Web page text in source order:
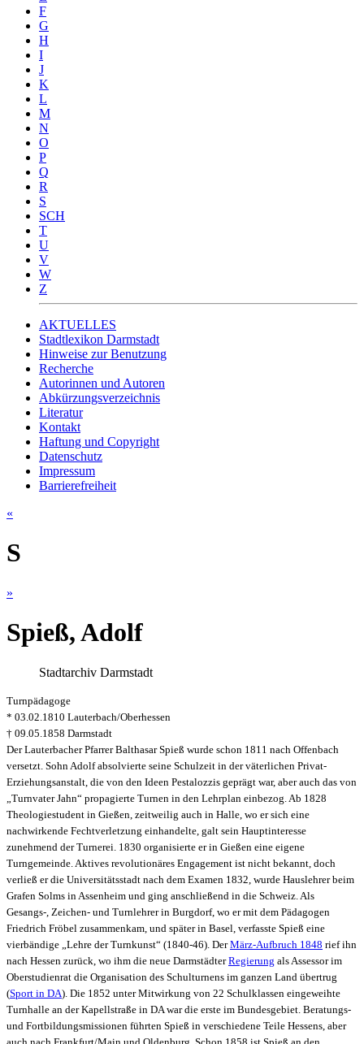
F
G
H
I
J
K
L
M
N
O
P
Q
R
S
SCH
T
U
V
W
Z
AKTUELLES
Stadtlexikon Darmstadt
Hinweise zur Benutzung
Recherche
Autorinnen und Autoren
Abkürzungsverzeichnis
Literatur
Kontakt
Haftung und Copyright
Datenschutz
Impressum
Barrierefreiheit
«
S
»
Spieß, Adolf
Stadtarchiv Darmstadt
Turnpädagoge
* 03.02.1810 Lauterbach/Oberhessen
† 09.05.1858 Darmstadt
Der Lauterbacher Pfarrer Balthasar Spieß wurde schon 1811 nach Offenbach
versetzt. Sohn Adolf absolvierte seine Schulzeit in der väterlichen Privat-
Erziehungsanstalt, die von den Ideen Pestalozzis geprägt war, aber auch das von
„Turnvater Jahn“ propagierte Turnen in den Lehrplan einbezog. Ab 1828
Theologiestudent in Gießen, zeitweilig auch in Halle, wo er sich eine
nachwirkende Fechtverletzung einhandelte, galt sein Hauptinteresse
zunehmend der Turnerei. 1830 organisierte er in Gießen eine eigene
Turngemeinde. Aktives revolutionäres Engagement ist nicht bekannt, doch
verließ er die Universitätsstadt nach dem Examen 1832, wurde Hauslehrer beim
Grafen Solms in Assenheim und ging anschließend in die Schweiz. Als
Gesangs-, Zeichen- und Turnlehrer in Burgdorf, wo er mit dem Pädagogen
Friedrich Fröbel zusammenkam, und später in Basel, verfasste Spieß eine
vierbändige „Lehre der Turnkunst“ (1840-46). DerMärz-Aufbruch 1848 rief ihn
nach Hessen zurück, wo ihm die neue DarmstädterRegierung als Assessor im
Oberstudienrat die Organisation des Schulturnens im ganzen Land übertrug
(Sport in DA). Die 1852 unter Mitwirkung von 22 Schulklassen eingeweihte
Turnhalle an der Kapellstraße in DA war die erste im Bundesgebiet. Beratungs-
und Fortbildungsmissionen führten Spieß in verschiedene Teile Hessens, aber